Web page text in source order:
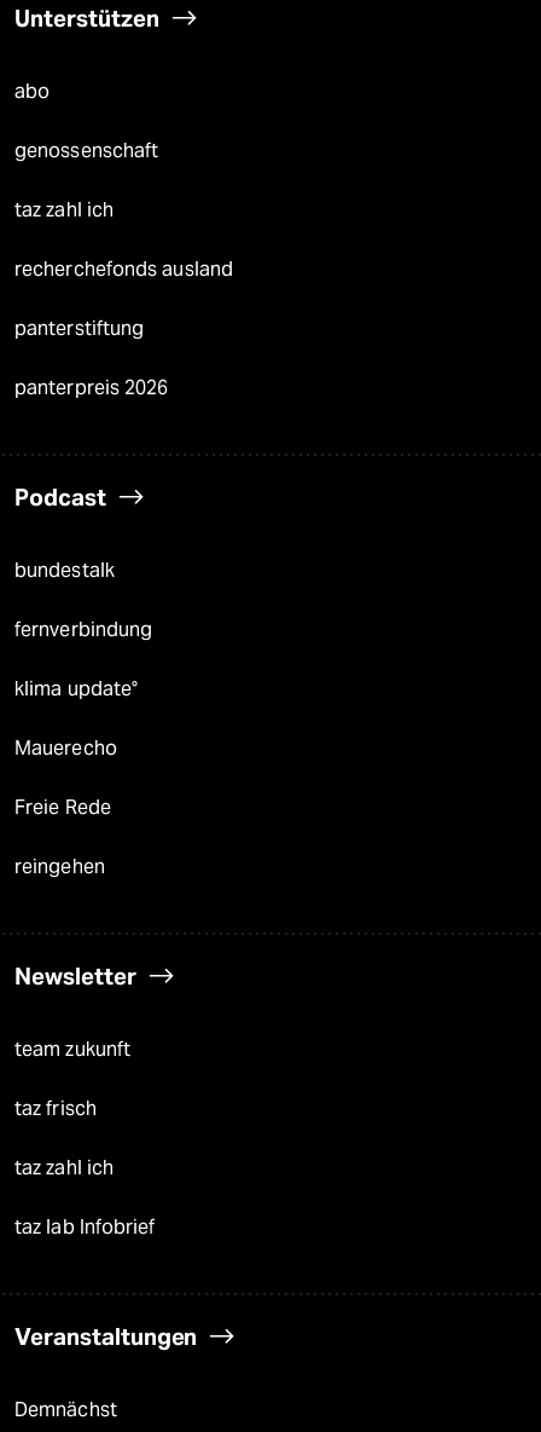
Unterstützen
abo
genossenschaft
taz zahl ich
recherchefonds ausland
panterstiftung
panterpreis 2026
Podcast
bundestalk
fernverbindung
klima update°
Mauerecho
Freie Rede
reingehen
Newsletter
team zukunft
taz frisch
taz zahl ich
taz lab Infobrief
Veranstaltungen
Demnächst